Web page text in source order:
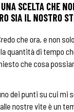
SCELTA CHE
SIA IL NOSTRO
che ora, e non
quantità di tempo
che cosa
dei punti su cui
nostre vite è un